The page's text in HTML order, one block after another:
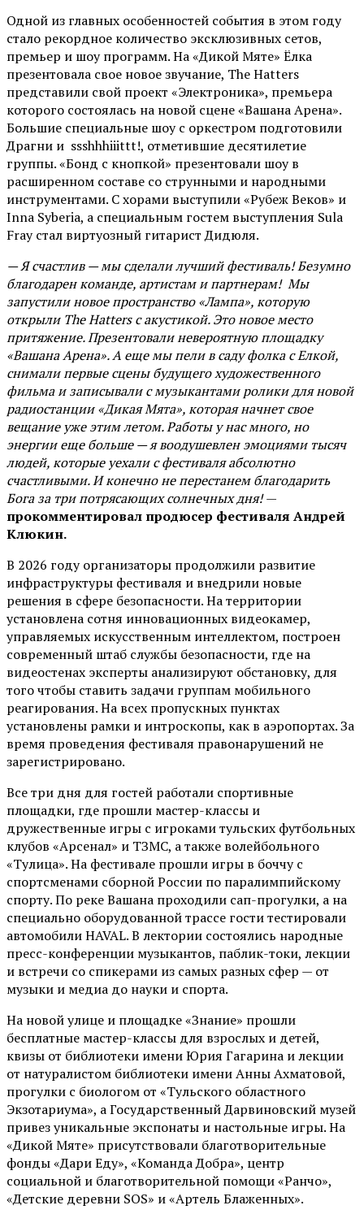
Одной из главных особенностей события в этом году
стало рекордное количество эксклюзивных сетов,
премьер и шоу программ. На «Дикой Мяте» Ёлка
презентовала свое новое звучание, The Hatters
представили свой проект «Электроника», премьера
которого состоялась на новой сцене «Вашана Арена».
Большие специальные шоу с оркестром подготовили
Драгни и ssshhhiiittt!, отметившие десятилетие
группы. «Бонд с кнопкой» презентовали шоу в
расширенном составе со струнными и народными
инструментами. С хорами выступили «Рубеж Веков» и
Inna Syberia, а специальным гостем выступления Sula
Fray стал виртуозный гитарист Дидюля.
— Я счастлив — мы сделали лучший фестиваль! Безумно
благодарен команде, артистам и партнерам! Мы
запустили новое пространство «Лампа», которую
открыли The Hatters с акустикой. Это новое место
притяжение. Презентовали невероятную площадку
«Вашана Арена». А еще мы пели в саду фолка с Елкой,
снимали первые сцены будущего художественного
фильма и записывали с музыкантами ролики для новой
радиостанции «Дикая Мята», которая начнет свое
вещание уже этим летом. Работы у нас много, но
энергии еще больше — я воодушевлен эмоциями тысяч
людей, которые уехали с фестиваля абсолютно
счастливыми. И конечно не перестанем благодарить
Бога за три потрясающих солнечных дня!—
прокомментировал продюсер фестиваля Андрей
Клюкин.
В 2026 году организаторы продолжили развитие
инфраструктуры фестиваля и внедрили новые
решения в сфере безопасности. На территории
установлена сотня инновационных видеокамер,
управляемых искусственным интеллектом, построен
современный штаб службы безопасности, где на
видеостенах эксперты анализируют обстановку, для
того чтобы ставить задачи группам мобильного
реагирования. На всех пропускных пунктах
установлены рамки и интроскопы, как в аэропортах. За
время проведения фестиваля правонарушений не
зарегистрировано.
Все три дня для гостей работали спортивные
площадки, где прошли мастер-классы и
дружественные игры с игроками тульских футбольных
клубов «Арсенал» и ТЗМС, а также волейбольного
«Тулица». На фестивале прошли игры в боччу с
спортсменами сборной России по паралимпийскому
спорту. По реке Вашана проходили сап-прогулки, а на
специально оборудованной трассе гости тестировали
автомобили HAVAL. В лектории состоялись народные
пресс-конференции музыкантов, паблик-токи, лекции
и встречи со спикерами из самых разных сфер — от
музыки и медиа до науки и спорта.
На новой улице и площадке «Знание» прошли
бесплатные мастер-классы для взрослых и детей,
квизы от библиотеки имени Юрия Гагарина и лекции
от натуралистом библиотеки имени Анны Ахматовой,
прогулки с биологом от «Тульского областного
Экзотариума», а Государственный Дарвиновский музей
привез уникальные экспонаты и настольные игры. На
«Дикой Мяте» присутствовали благотворительные
фонды «Дари Еду», «Команда Добра», центр
социальной и благотворительной помощи «Ранчо»,
«Детские деревни SOS» и «Артель Блаженных».